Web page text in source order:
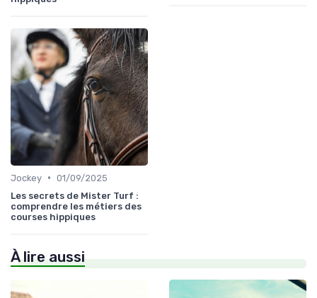
Jockey • 01/09/2025
Les secrets de Mister Turf :
comprendre les métiers des
courses hippiques
À lire aussi